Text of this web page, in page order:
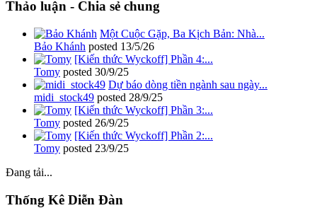
Thảo luận - Chia sẻ chung
Một Cuộc Gặp, Ba Kịch Bản: Nhà...
Bảo Khánh posted 13/5/26
[Kiến thức Wyckoff] Phần 4:...
Tomy posted 30/9/25
Dự báo dòng tiền ngành sau ngày...
midi_stock49 posted 28/9/25
[Kiến thức Wyckoff] Phần 3:...
Tomy posted 26/9/25
[Kiến thức Wyckoff] Phần 2:...
Tomy posted 23/9/25
Đang tải...
Thống Kê Diễn Đàn